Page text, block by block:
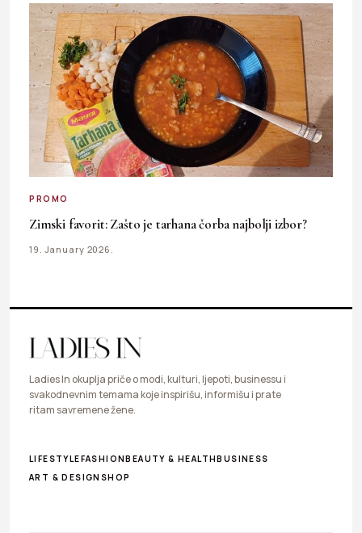
PROMO
Zimski favorit: Zašto je tarhana čorba najbolji izbor?
19. January 2026.
Ladies In okuplja priče o modi, kulturi, ljepoti, businessu i
svakodnevnim temama koje inspirišu, informišu i prate
ritam savremene žene.
LIFESTYLEFASHIONBEAUTY & HEALTHBUSINESS
ART & DESIGN SHOP